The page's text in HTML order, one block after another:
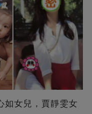
如女兒，賈靜雯女